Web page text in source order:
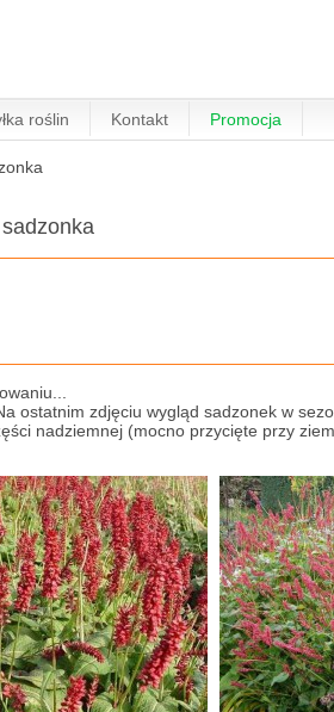
roślin Kontakt Promocja
zdjęciu wygląd sadzonek w
nadziemnej (mocno przycięte przy